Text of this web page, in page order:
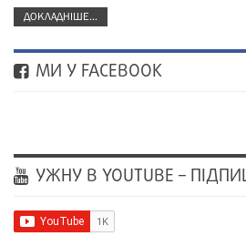
ДОКЛАДНІШЕ...
МИ У FACEBOOK
УЖНУ В YOUTUBE –